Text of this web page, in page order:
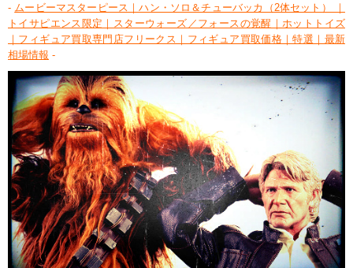
- ムービーマスターピース｜ハン・ソロ＆チューバッカ（2体セット） ｜
トイサピエンス限定｜スターウォーズ／フォースの覚醒｜ホットトイズ
｜フィギュア買取専門店フリークス｜フィギュア買取価格｜特選｜最新
相場情報 -